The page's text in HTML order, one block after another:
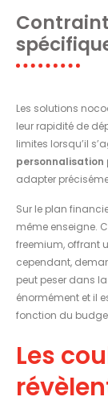
Les solutions
leur rapidité de
limites lorsqu’il
personnalisation
adapter
Sur le plan
même enseigne.
freemium, offrant
cependant,
peut peser dans
énormément et il
fonction du
Les